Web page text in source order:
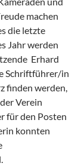
machen
die letzte
Jahr werden
Erhard
Schriftführer/in
finden werden,
Verein
für den Posten
konnten